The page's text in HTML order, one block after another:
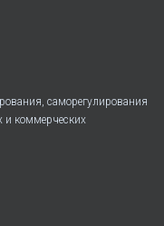
саморегулирования
и коммерческих